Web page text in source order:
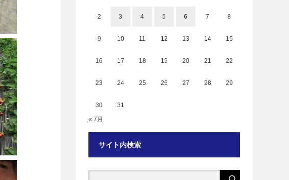
2 3 4 5 6 7 8
9 10 11 12 13 14 15
16 17 18 19 20 21 22
23 24 25 26 27 28 29
30
31
« 7月
サイト内検索